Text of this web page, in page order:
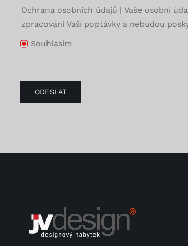
Ochrana osobních údajů | Vaše osobní
zpracování Vaší poptávky a nebudou
Souhlasím
ODESLAT